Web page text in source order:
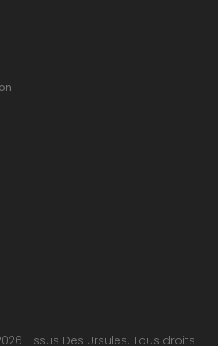
Tissus Des Ursules. Tous droits